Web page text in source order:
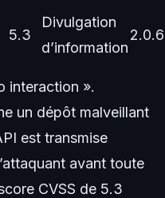
5.3
Divulgation
d’information
interaction ».
un dépôt malveillant
est transmise
avant toute
CVSS de 5.3